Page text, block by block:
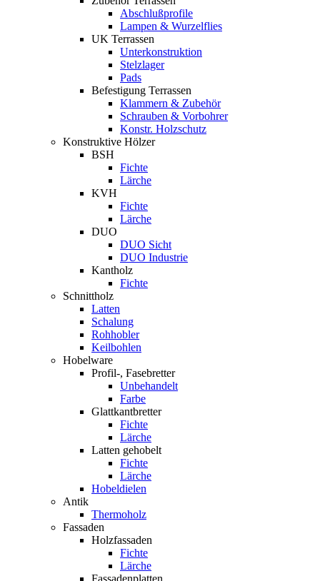
Abschlußprofile
Lampen & Wurzelflies
UK Terrassen
Unterkonstruktion
Stelzlager
Pads
Befestigung Terrassen
Klammern & Zubehör
Schrauben & Vorbohrer
Konstr. Holzschutz
Konstruktive Hölzer
BSH
Fichte
Lärche
KVH
Fichte
Lärche
DUO
DUO Sicht
DUO Industrie
Kantholz
Fichte
Schnittholz
Latten
Schalung
Rohhobler
Keilbohlen
Hobelware
Profil-, Fasebretter
Unbehandelt
Farbe
Glattkantbretter
Fichte
Lärche
Latten gehobelt
Fichte
Lärche
Hobeldielen
Antik
Thermoholz
Fassaden
Holzfassaden
Fichte
Lärche